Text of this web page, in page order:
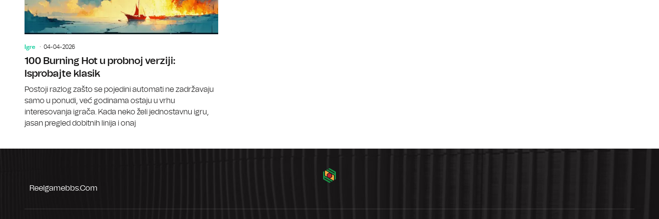
Igre 04-04-2026
100 Burning Hot u probnoj verziji:
Isprobajte klasik
Postoji razlog zašto se pojedini automati ne zadržavaju
samo u ponudi, već godinama ostaju u vrhu
interesovanja igrača. Kada neko želi jednostavnu igru,
jasan pregled dobitnih linija i onaj
Reelgamebbs.com